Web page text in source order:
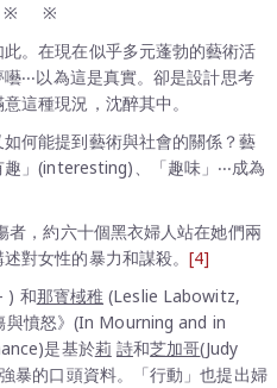
※
。在現在似乎多元蓬勃的藝術活
‧‧‧以為這是真實。卻是設計思考
這種現況，沈醉其中。
何能提到藝術與社會的關係？藝
」(interesting)、「趣味」‧‧‧成為
，約六十個黑衣婦人站在她們兩
對女性的暴力和謀殺。[4]
) 和那寳棫稚 (Leslie Labowitz,
與憤怒》(In Mourning and in
是基於莉 詩和芝加哥(Judy
暴的口頭資料。「行動」也提出婦